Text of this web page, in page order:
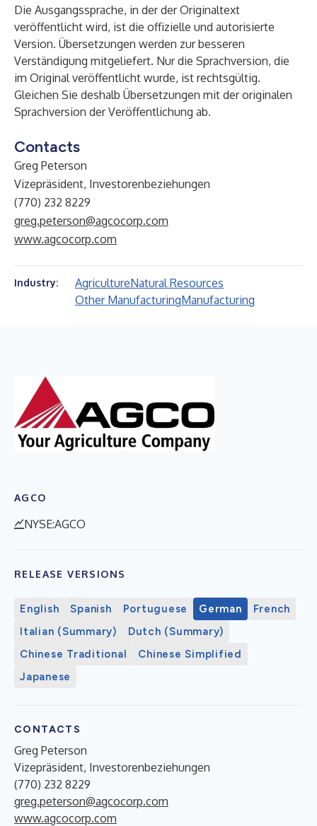
Die Ausgangssprache, in der der Originaltext
veröffentlicht wird, ist die offizielle und autorisierte
Version. Übersetzungen werden zur besseren
Verständigung mitgeliefert. Nur die Sprachversion, die
im Original veröffentlicht wurde, ist rechtsgültig.
Gleichen Sie deshalb Übersetzungen mit der originalen
Sprachversion der Veröffentlichung ab.
Contacts
Greg Peterson
Vizepräsident, Investorenbeziehungen
(770) 232 8229
greg.peterson@agcocorp.com
www.agcocorp.com
Industry: AgricultureNatural Resources
Other ManufacturingManufacturing
AGCO
NYSE:AGCO
RELEASE VERSIONS
English Spanish Portuguese German
French
Italian (Summary)
Dutch (Summary)
Chinese Traditional
Chinese Simplified
Japanese
CONTACTS
Greg Peterson
Vizepräsident, Investorenbeziehungen
(770) 232 8229
greg.peterson@agcocorp.com
www.agcocorp.com